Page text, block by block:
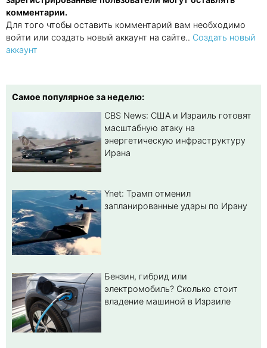
комментарии.
Для того чтобы оставить комментарий вам необходимо
войти или создать новый аккаунт на сайте.. Создать новый
аккаунт
Самое популярное за неделю:
CBS News: США и Израиль готовят
масштабную атаку на
энергетическую инфраструктуру
Ирана
Ynet: Трамп отменил
запланированные удары по Ирану
Бензин, гибрид или
электромобиль? Cколько стоит
владение машиной в Израиле